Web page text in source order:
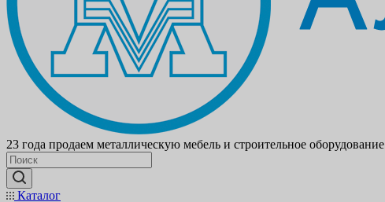
23 года продаем металлическую мебель и строительное оборудование
Каталог